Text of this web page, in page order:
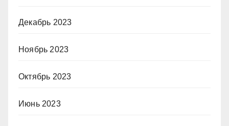
Декабрь 2023
Ноябрь 2023
Октябрь 2023
Июнь 2023